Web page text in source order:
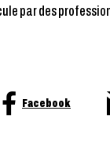
par des
Facebook